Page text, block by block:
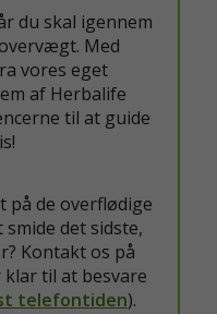
du skal igennem
Med
vores eget
af Herbalife
til at guide
de overflødige
det sidste,
Kontakt os på
til at besvare
telefontiden).